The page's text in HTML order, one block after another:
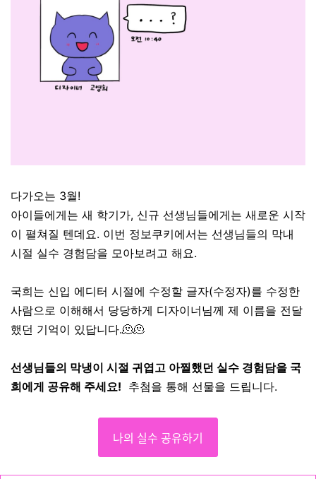
다가오는 3월!
아이들에게는 새 학기가, 신규 선생님들에게는 새로운 시작
이 펼쳐질 텐데요. 이번 정보쿠키에서는 선생님들의 막내
시절 실수 경험담을 모아보려고 해요.
국희는 신입 에디터 시절에 수정할 글자(수정자)를 수정한
사람으로 이해해서 당당하게 디자이너님께 제 이름을 전달
했던 기억이 있답니다.🫠🫠
선생님들의 막냉이 시절 귀엽고 아찔했던 실수 경험담을 국
희에게 공유해 주세요! 추첨을 통해 선물을 드립니다.
나의 실수 공유하기